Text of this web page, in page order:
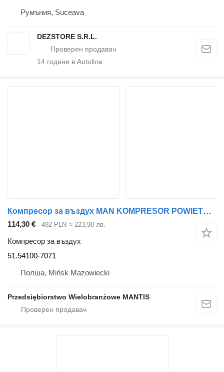
Румъния, Suceava
DEZSTORE S.R.L.
14 години в Autoline
Компресор за въздух MAN KOMPRESOR POWIETRZA MAN TGL TGM 51.54100-7071 за влекач MAN
114,30 € 492 PLN ≈ 223,90 лв.
Компресор за въздух
51.54100-7071
Полша, Mińsk Mazowiecki
Przedsiębiorstwo Wielobranżowe MANTIS